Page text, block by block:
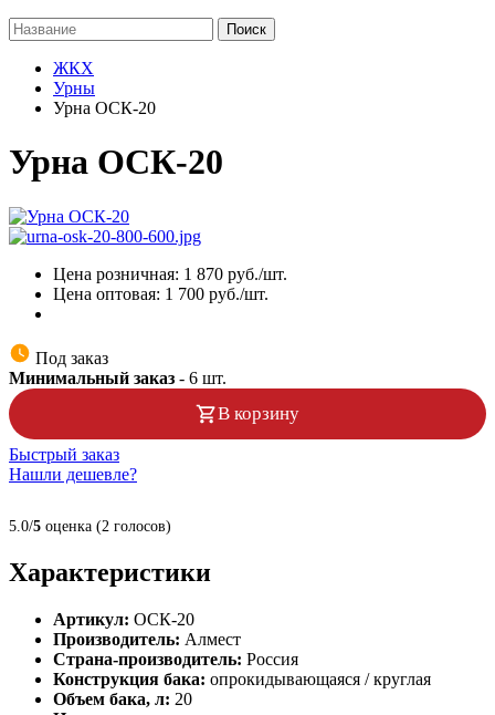
Поиск
ЖКХ
Урны
Урна ОСК-20
Урна ОСК-20
Цена розничная: 1 870 руб./шт.
Цена оптовая: 1 700 руб./шт.
Под заказ
Минимальный заказ - 6 шт.
В корзину
Быстрый заказ
Нашли дешевле?
5.0/5 оценка (2 голосов)
Характеристики
Артикул: ОСК-20
Производитель: Алмест
Страна-производитель: Россия
Конструкция бака: опрокидывающаяся / круглая
Объем бака, л: 20